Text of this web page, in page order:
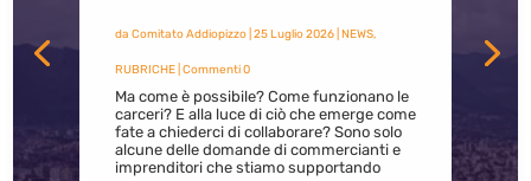
da Comitato Addiopizzo| 25 Luglio 2026| NEWS,
RUBRICHE| Commenti 0
Ma come è possibile? Come funzionano le
carceri? E alla luce di ciò che emerge come
fate a chiederci di collaborare? Sono solo
alcune delle domande di commercianti e
imprenditori che stiamo supportando